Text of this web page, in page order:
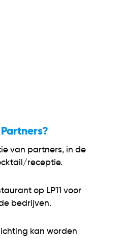
van partners, in de
receptie.
op LP11 voor
bedrijven.
kan worden